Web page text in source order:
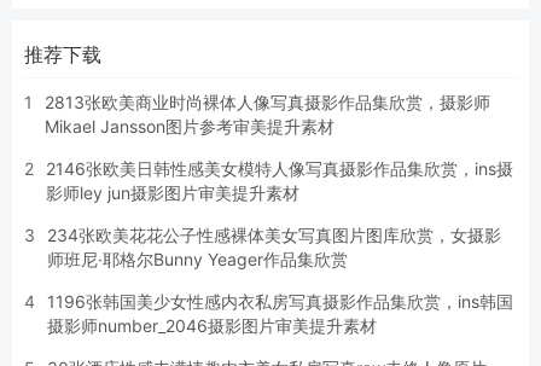
推荐下载
1
2813张欧美商业时尚裸体人像写真摄影作品集欣赏，摄影师
Mikael Jansson图片参考审美提升素材
2
2146张欧美日韩性感美女模特人像写真摄影作品集欣赏，ins摄
影师ley jun摄影图片审美提升素材
3
234张欧美花花公子性感裸体美女写真图片图库欣赏，女摄影
师班尼·耶格尔Bunny Yeager作品集欣赏
4
1196张韩国美少女性感内衣私房写真摄影作品集欣赏，ins韩国
摄影师number_2046摄影图片审美提升素材